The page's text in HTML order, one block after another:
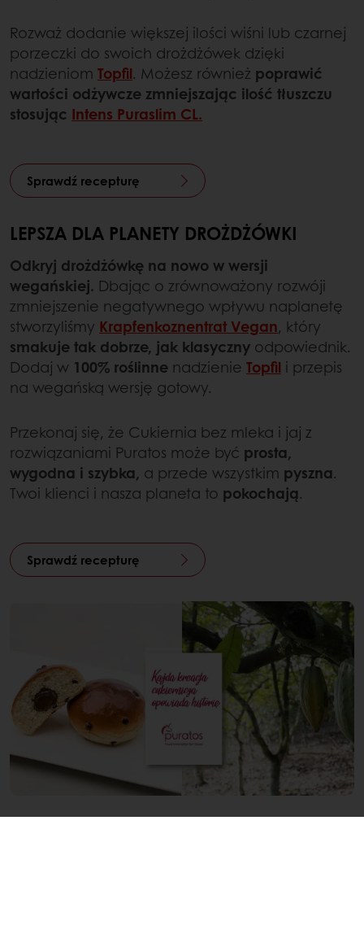
Rozważ dodanie większej ilości wiśni lub czarnej
porzeczki do swoich drożdżówek dzięki
nadzieniom Topfil. Możesz również poprawić
wartości odżywcze zmniejszając ilość tłuszczu
stosując Intens Puraslim CL.
Sprawdź recepturę
LEPSZA DLA PLANETY DROŻDŻÓWKI
Odkryj drożdżówkę na nowo w wersji
wegańskiej. Dbając o zrównoważony rozwóji
zmniejszenie negatywnego wpływu naplanetę
stworzyliśmy Krapfenkoznentrat Vegan, który
smakuje tak dobrze, jak klasyczny odpowiednik.
Dodaj w 100% roślinne nadzienie Topfil i przepis
na wegańską wersję gotowy.
Przekonaj się, że Cukiernia bez mleka i jaj z
rozwiązaniami Puratos może być prosta,
wygodna i szybka, a przede wszystkim pyszna.
Twoi klienci i nasza planeta to pokochają.
Sprawdź recepturę